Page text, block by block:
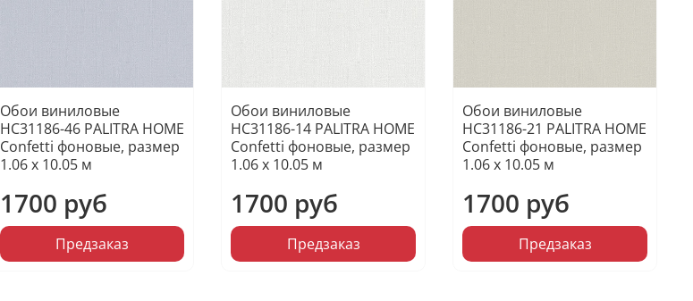
Обои виниловые
HC31186-46 PALITRA HOME
Confetti фоновые, размер
1.06 х 10.05 м
1700 руб
Предзаказ
Обои виниловые
HC31186-14 PALITRA HOME
Confetti фоновые, размер
1.06 х 10.05 м
1700 руб
Предзаказ
Обои виниловые
HC31186-21 PALITRA HOME
Confetti фоновые, размер
1.06 х 10.05 м
1700 руб
Предзаказ